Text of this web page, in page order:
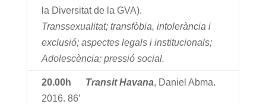
la Diversitat de la GVA).
Transsexualitat; transfòbia, intolerància i
exclusió; aspectes legals i institucionals;
Adolescència; pressió social.
20.00h Transit Havana, Daniel Abma.
2016. 86′